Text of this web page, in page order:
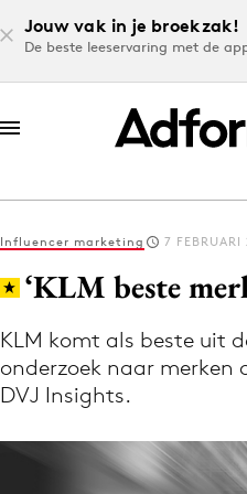
Jouw vak in je broekzak!
De beste leeservaring met de
Log in
Volg het laatste
Influencer marketing 7 FEBRUARI
‘KLM beste
KLM komt als beste uit
onderzoek naar merken
DVJ Insights.